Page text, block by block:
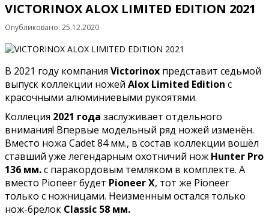
VICTORINOX ALOX LIMITED EDITION 2021
Опубликовано: 25.12.2020
В 2021 году компания Victorinox представит седьмой
выпуск коллекции ножей Alox Limited Edition с
красочными алюминиевыми рукоятями.
Коллеция 2021 года заслуживает отдельного
внимания! Впервые модельный ряд ножей изменён.
Вместо ножа Cadet 84 мм., в состав коллекции вошёл
ставший уже легендарным охотничий нож Hunter Pro
136 мм.с паракордовым темляком в комплекте. А
вместо Pioneer будет Pioneer X, тот же Pioneer
только с ножницами. Неизменным остался только
нож-брелок Classic 58 мм.